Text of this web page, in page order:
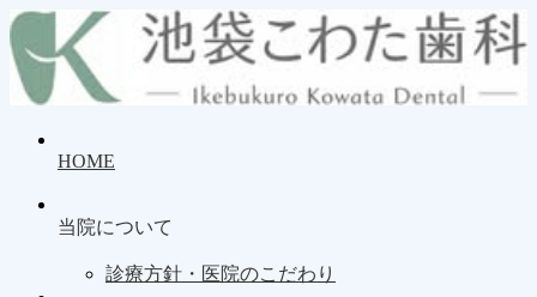
HOME
当院について
診療方針・医院のこだわり